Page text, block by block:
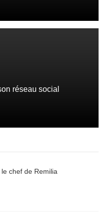
réseau social
chef de Remilia